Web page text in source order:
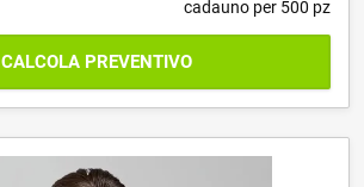
cadauno per 500 pz
CALCOLA PREVENTIVO